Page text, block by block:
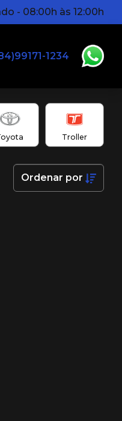
- 08:00h às 12:00h
1234
Troller
Ordenar por